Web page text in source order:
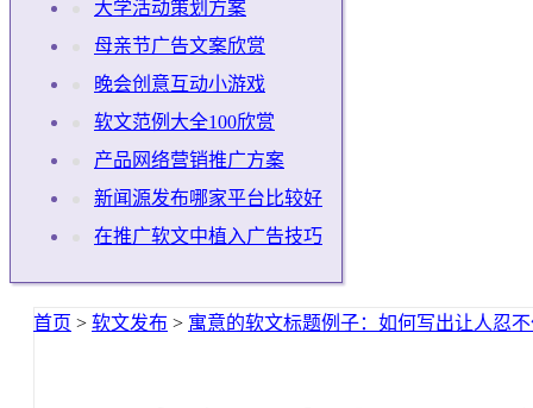
大学活动策划方案
母亲节广告文案欣赏
晚会创意互动小游戏
软文范例大全100欣赏
产品网络营销推广方案
新闻源发布哪家平台比较好
在推广软文中植入广告技巧
首页 > 软文发布 > 寓意的软文标题例子：如何写出让人忍